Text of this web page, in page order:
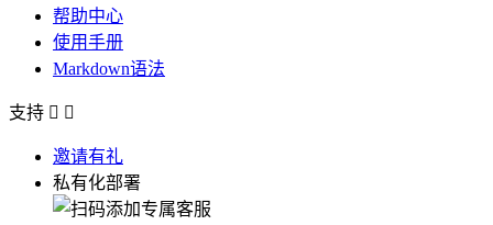
帮助中心
使用手册
Markdown语法
支持  
邀请有礼
私有化部署